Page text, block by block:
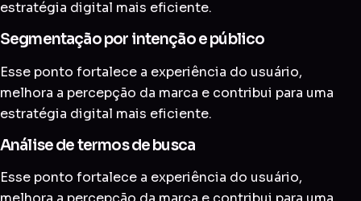
estratégia digital mais eficiente.
Segmentação por intenção e público
Esse ponto fortalece a experiência do usuário,
melhora a percepção da marca e contribui para uma
estratégia digital mais eficiente.
Análise de termos de busca
Esse ponto fortalece a experiência do usuário,